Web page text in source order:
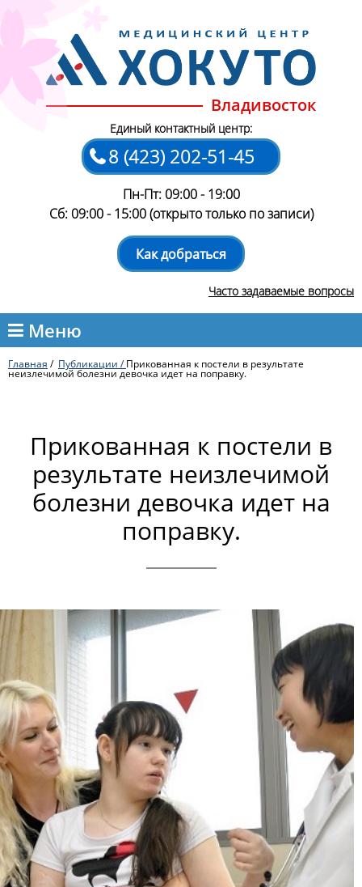
Владивосток
Единый контактный центр:
8 (423) 202-51-45
Пн-Пт: 09:00 - 19:00
Сб: 09:00 - 15:00 (открыто только по записи)
Как добраться
Часто задаваемые вопросы
Меню
Главная / Публикации /Прикованная к постели в результате
неизлечимой болезни девочка идет на поправку.
Прикованная к постели в
результате неизлечимой
болезни девочка идет на
поправку.